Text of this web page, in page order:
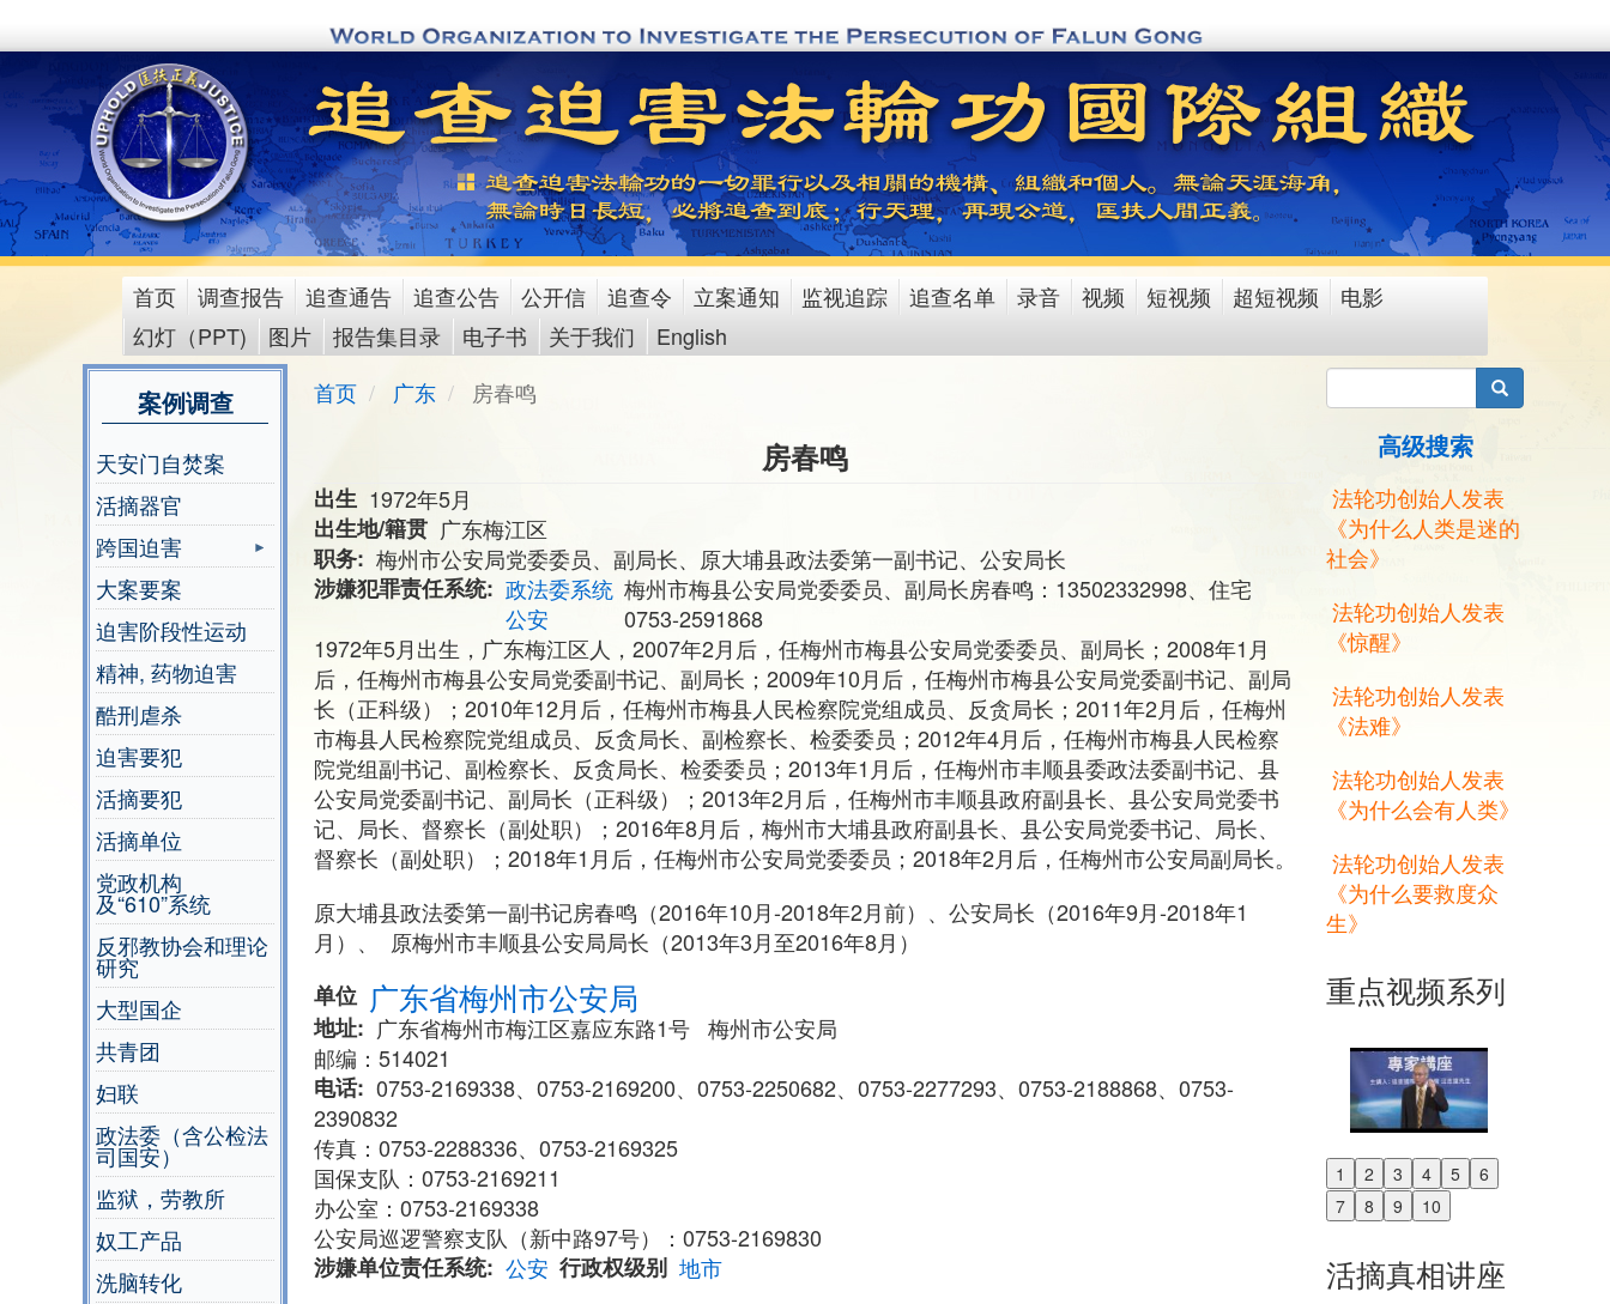
to
content
main
menu
首页 调查报告 追查通告 追查公告 公开信 追查令 立案通知 监视追踪 追查名单 录音 视频 短视频 超短视频
电影
幻灯（PPT)
图片 报告集目录 电子书 关于我们 English
案例调查
天安门自焚案
活摘器官
跨国迫害
大案要案
迫害阶段性运动
精神, 药物迫害
酷刑虐杀
迫害要犯
活摘要犯
活摘单位
党政机构
及“610”系统
反邪教协会和理论
研究
大型国企
共青团
妇联
政法委（含公检法
司国安）
监狱，劳教所
奴工产品
洗脑转化
首页 广东 房春鸣
房春鸣
出生 1972年5月
出生地/籍贯 广东梅江区
职务
梅州市公安局党委委员、副局长、原大埔县政法委第一副书记、公安局长
涉嫌犯罪责任系统
政法委系统
公安
梅州市梅县公安局党委委员、副局长房春鸣：13502332998、住宅
0753-2591868
1972年5月出生，广东梅江区人，2007年2月后，任梅州市梅县公安局党委委员、副局长；2008年1月
后，任梅州市梅县公安局党委副书记、副局长；2009年10月后，任梅州市梅县公安局党委副书记、副局
长（正科级）；2010年12月后，任梅州市梅县人民检察院党组成员、反贪局长；2011年2月后，任梅州
市梅县人民检察院党组成员、反贪局长、副检察长、检委委员；2012年4月后，任梅州市梅县人民检察
院党组副书记、副检察长、反贪局长、检委委员；2013年1月后，任梅州市丰顺县委政法委副书记、县
公安局党委副书记、副局长（正科级）；2013年2月后，任梅州市丰顺县政府副县长、县公安局党委书
记、局长、督察长（副处职）；2016年8月后，梅州市大埔县政府副县长、县公安局党委书记、局长、
督察长（副处职）；2018年1月后，任梅州市公安局党委委员；2018年2月后，任梅州市公安局副局长。
原大埔县政法委第一副书记房春鸣（2016年10月-2018年2月前）、公安局长（2016年9月-2018年1
月）、 原梅州市丰顺县公安局局长（2013年3月至2016年8月）
单位 广东省梅州市公安局
地址
广东省梅州市梅江区嘉应东路1号 梅州市公安局
邮编：514021
电话
0753-2169338、0753-2169200、0753-2250682、0753-2277293、0753-2188868、0753-
2390832
传真：0753-2288336、0753-2169325
国保支队：0753-2169211
办公室：0753-2169338
公安局巡逻警察支队（新中路97号）：0753-2169830
涉嫌单位责任系统
公安 行政权级别 地市
搜索
高级搜索
法轮功创始人发表
《为什么人类是迷的
社会》
法轮功创始人发表
《惊醒》
法轮功创始人发表
《法难》
法轮功创始人发表
《为什么会有人类》
法轮功创始人发表
《为什么要救度众
生》
重点视频系列
1 2 3 4 5
6
7
8 9 10
Previous
Next
活摘真相讲座